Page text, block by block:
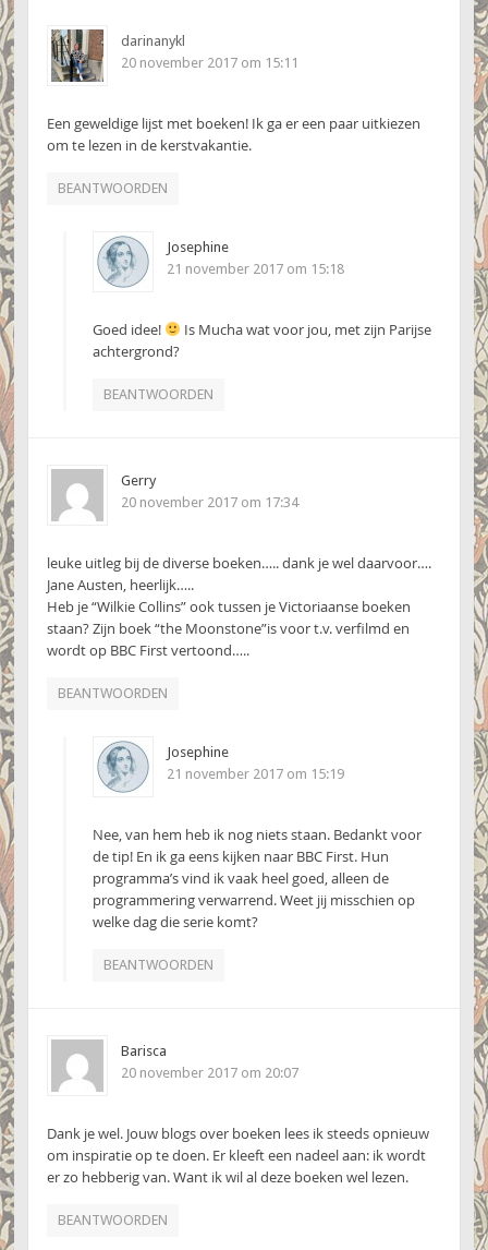
darinanykl
20 november 2017 om 15:11
Een geweldige lijst met boeken! Ik ga er een paar uitkiezen
om te lezen in de kerstvakantie.
BEANTWOORDEN
Josephine
21 november 2017 om 15:18
Goed idee!
Is Mucha wat voor jou, met zijn Parijse
achtergrond?
BEANTWOORDEN
Gerry
20 november 2017 om 17:34
leuke uitleg bij de diverse boeken….. dank je wel daarvoor….
Jane Austen, heerlijk…..
Heb je “Wilkie Collins” ook tussen je Victoriaanse boeken
staan? Zijn boek “the Moonstone”is voor t.v. verfilmd en
wordt op BBC First vertoond…..
BEANTWOORDEN
Josephine
21 november 2017 om 15:19
Nee, van hem heb ik nog niets staan. Bedankt voor
de tip! En ik ga eens kijken naar BBC First. Hun
programma’s vind ik vaak heel goed, alleen de
programmering verwarrend. Weet jij misschien op
welke dag die serie komt?
BEANTWOORDEN
Barisca
20 november 2017 om 20:07
Dank je wel. Jouw blogs over boeken lees ik steeds opnieuw
om inspiratie op te doen. Er kleeft een nadeel aan: ik wordt
er zo hebberig van. Want ik wil al deze boeken wel lezen.
BEANTWOORDEN